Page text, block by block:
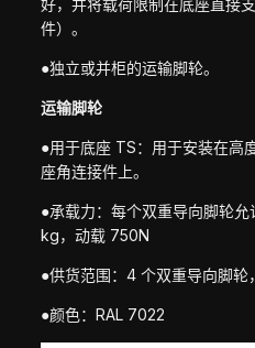
件）。
●独立或并柜的运输脚轮。
运输脚轮
●用于底座 TS：用于安装在高
座角连接件上。
●承载力：每个双重导向脚轮
kg，动载 750N
●供货范围：4 个双重导向脚
●颜色：RAL 7022